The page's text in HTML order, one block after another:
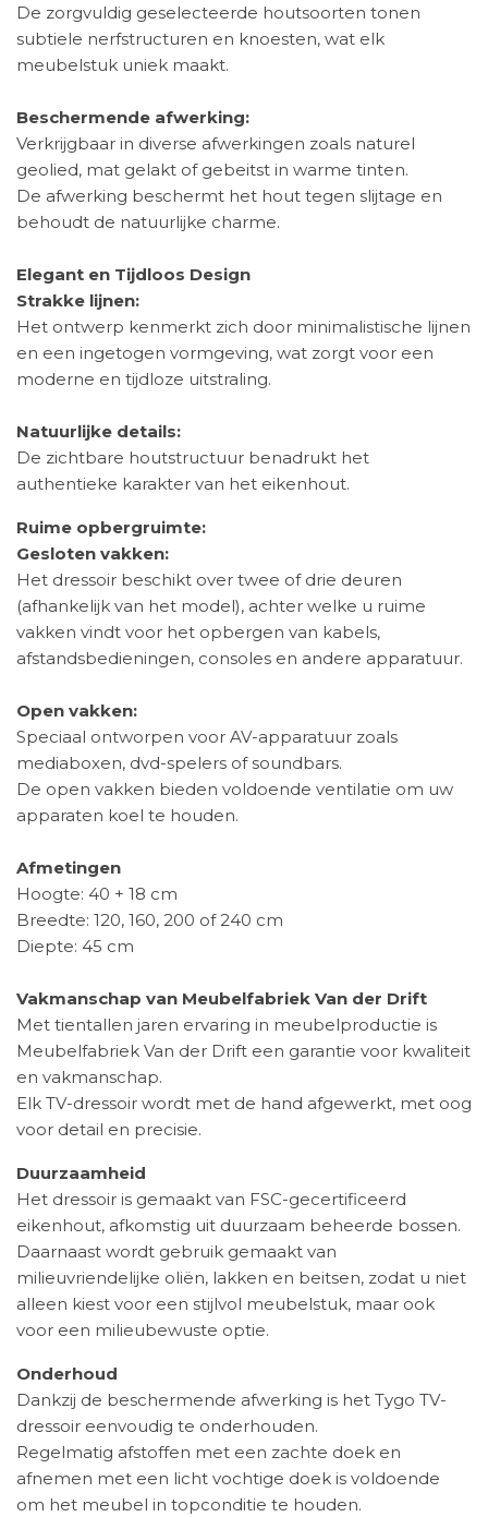
De zorgvuldig geselecteerde houtsoorten tonen
subtiele nerfstructuren en knoesten, wat elk
meubelstuk uniek maakt.
Beschermende afwerking:
Verkrijgbaar in diverse afwerkingen zoals naturel
geolied, mat gelakt of gebeitst in warme tinten.
De afwerking beschermt het hout tegen slijtage en
behoudt de natuurlijke charme.
Elegant en Tijdloos Design
Strakke lijnen:
Het ontwerp kenmerkt zich door minimalistische lijnen
en een ingetogen vormgeving, wat zorgt voor een
moderne en tijdloze uitstraling.
Natuurlijke details:
De zichtbare houtstructuur benadrukt het
authentieke karakter van het eikenhout.
Ruime opbergruimte:
Gesloten vakken:
Het dressoir beschikt over twee of drie deuren
(afhankelijk van het model), achter welke u ruime
vakken vindt voor het opbergen van kabels,
afstandsbedieningen, consoles en andere apparatuur.
Open vakken:
Speciaal ontworpen voor AV-apparatuur zoals
mediaboxen, dvd-spelers of soundbars.
De open vakken bieden voldoende ventilatie om uw
apparaten koel te houden.
Afmetingen
Hoogte: 40 + 18 cm
Breedte: 120, 160, 200 of 240 cm
Diepte: 45 cm
Vakmanschap van Meubelfabriek Van der Drift
Met tientallen jaren ervaring in meubelproductie is
Meubelfabriek Van der Drift een garantie voor kwaliteit
en vakmanschap.
Elk TV-dressoir wordt met de hand afgewerkt, met oog
voor detail en precisie.
Duurzaamheid
Het dressoir is gemaakt van FSC-gecertificeerd
eikenhout, afkomstig uit duurzaam beheerde bossen.
Daarnaast wordt gebruik gemaakt van
milieuvriendelijke oliën, lakken en beitsen, zodat u niet
alleen kiest voor een stijlvol meubelstuk, maar ook
voor een milieubewuste optie.
Onderhoud
Dankzij de beschermende afwerking is het Tygo TV-
dressoir eenvoudig te onderhouden.
Regelmatig afstoffen met een zachte doek en
afnemen met een licht vochtige doek is voldoende
om het meubel in topconditie te houden.